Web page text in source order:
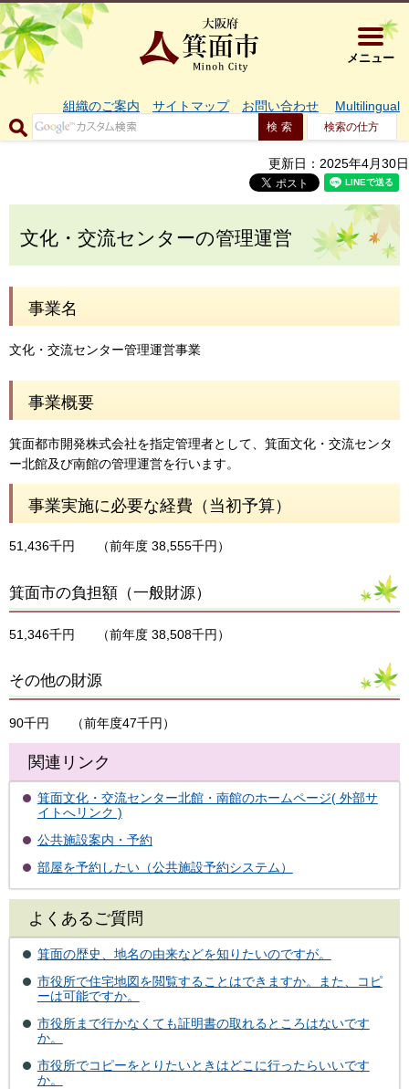
大阪府箕
メニュー
組織のご案内 サイトマップ お問い合わせ Multilingual
検索の仕方
更新日：2025年4月30日
文化・交流センターの管理運営
事業名
文化・交流センター管理運営事業
事業概要
箕面都市開発株式会社を指定管理者として、箕面文化・交流センタ
ー北館及び南館の管理運営を行います。
事業実施に必要な経費（当初予算）
51,436千円 （前年度 38,555千円）
箕面市の負担額（一般財源）
51,346千円 （前年度 38,508千円）
その他の財源
90千円 （前年度47千円）
関連リンク
箕面文化・交流センター北館・南館のホームページ( 外部サ
イトへリンク )
公共施設案内・予約
部屋を予約したい（公共施設予約システム）
よくあるご質問
箕面の歴史、地名の由来などを知りたいのですが。
市役所で住宅地図を閲覧することはできますか。また、コピ
ーは可能ですか。
市役所まで行かなくても証明書の取れるところはないです
か。
市役所でコピーをとりたいときはどこに行ったらいいです
か。